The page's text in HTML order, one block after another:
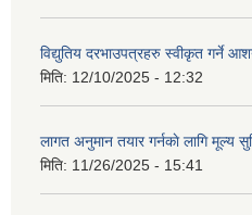
विद्युतिय दरभाउपत्रहरु स्वीकृत गर्ने
मिति: 12/10/2025 - 12:32
लागत अनुमान तयार गर्नकाे लागि मूल्य
मिति: 11/26/2025 - 15:41